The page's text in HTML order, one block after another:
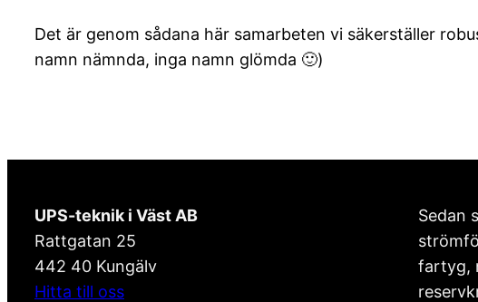
Det är genom sådana här samarbeten vi säkerställer
namn nämnda, inga namn glömda 🙂)
UPS-teknik i Väst AB
Rattgatan 25
442 40 Kungälv
Hitta till oss
Sedan
fartyg,